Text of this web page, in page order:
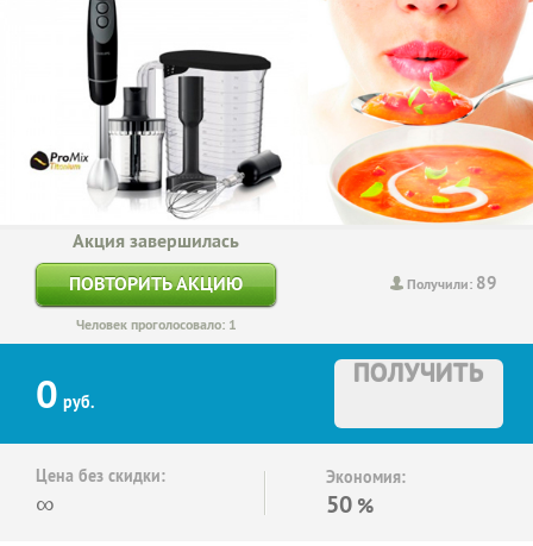
Получили: 89
Акция завершилась
ПОВТОРИТЬ АКЦИЮ
Человек проголосовало: 1
0 руб.
ПОЛУЧИТЬ
Цена без скидки:
∞
Экономия:
50 %